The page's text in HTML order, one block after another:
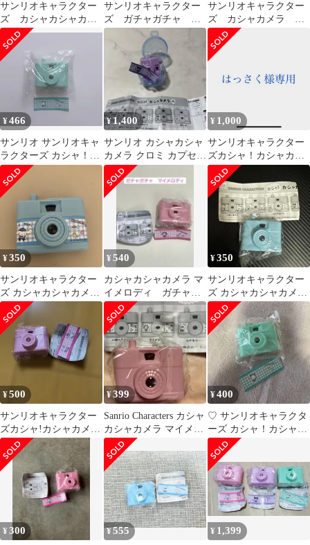
サンリオキャラクター
ズ カシャカシャカメ
ラ マイメロディ
サンリオキャラクター
ズ ガチャガチャ カ
シャカシャカメラ シ
ナモン
サンリオキャラクター
ズ カシャカメラ ハ
ローキティ ガチャ
カプセルトイ
¥466
サンリオ サンリオキャ
ラクターズ カシャ！カ
シャカメラ ポチャッコ
ガチャガチャ
¥1,400
サンリオ カシャカシャ
カメラ クロミ カプセル
トイ
¥ 1,000
サンリオキャラクター
ズカシャ！カシャカメ
ラ
¥350
サンリオキャラクター
ズ カシャカシャカメラ
シナモロール
¥540
カシャカシャカメラ マ
イメロディ ガチャガ
チャ
¥350
サンリオキャラクター
ズ カシャカシャカメラ
シナモロール
¥500
サンリオキャラクター
ズカシャ!カシャカメラ
ハローキティ
¥399
Sanrio Characters カシャ
カシャカメラ マイメロ
ディ
¥400
♡ サンリオキャラクタ
ーズ カシャ！カシャカ
メラ ポチャッコ ♡
¥300 ¥555 ¥ 1,399